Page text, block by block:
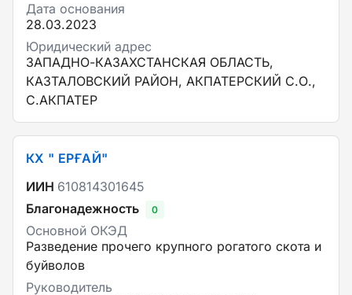
Дата основания
28.03.2023
Юридический адрес
ЗАПАДНО-КАЗАХСТАНСКАЯ ОБЛАСТЬ,
КАЗТАЛОВСКИЙ РАЙОН, АКПАТЕРСКИЙ С.О.,
С.АКПАТЕР
КХ " ЕРҒАЙ"
ИИН 610814301645
Благонадежность
0
Основной ОКЭД
Разведение прочего крупного рогатого скота и
буйволов
Руководитель